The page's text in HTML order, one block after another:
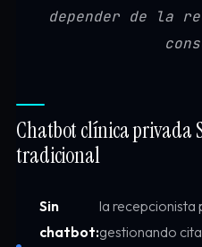
depender de la
Chatbot clínica privada
tradicional
Sin
chatbot:
la recepcionista
gestionando